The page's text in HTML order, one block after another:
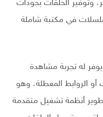
وتوفير الحلقات بجودات
في مكتبة شاملة
له تجربة مشاهدة
الروابط المعطلة، وهو
أنظمة تشغيل متقدمة